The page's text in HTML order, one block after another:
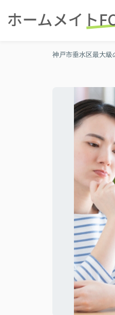
神戸市垂水区最大級